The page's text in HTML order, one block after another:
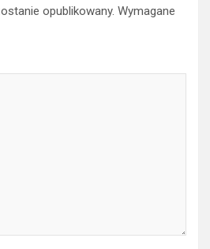
opublikowany. Wymagane